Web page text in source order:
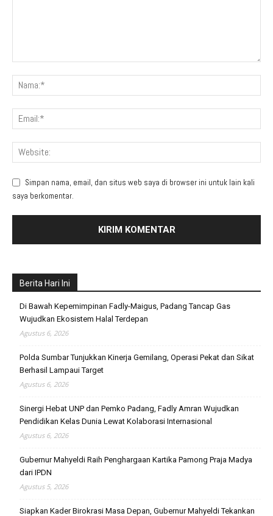
Simpan nama, email, dan situs web saya di browser ini untuk lain kali
saya berkomentar.
Berita Hari Ini
Di Bawah Kepemimpinan Fadly-Maigus, Padang Tancap Gas
Wujudkan Ekosistem Halal Terdepan
Agustus 6, 2026
Polda Sumbar Tunjukkan Kinerja Gemilang, Operasi Pekat dan Sikat
Berhasil Lampaui Target
Agustus 6, 2026
Sinergi Hebat UNP dan Pemko Padang, Fadly Amran Wujudkan
Pendidikan Kelas Dunia Lewat Kolaborasi Internasional
Agustus 6, 2026
Gubernur Mahyeldi Raih Penghargaan Kartika Pamong Praja Madya
dari IPDN
Agustus 5, 2026
Siapkan Kader Birokrasi Masa Depan, Gubernur Mahyeldi Tekankan